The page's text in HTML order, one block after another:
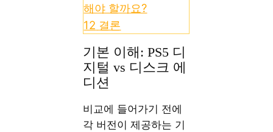
해야 할까요?
12 결론
기본 이해: PS5 디
지털 vs 디스크 에
디션
비교에 들어가기 전에
각 버전이 제공하는 기